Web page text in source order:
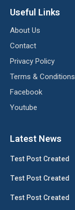
Useful Links
About Us
Contact
Privacy Policy
Terms & Conditions
Facebook
Youtube
Latest News
Test Post Created
Test Post Created
Test Post Created